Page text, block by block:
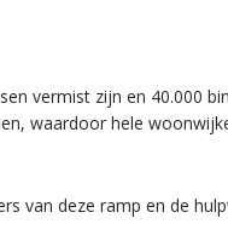
vermist zijn en 40.000
waardoor hele
van deze ramp en de